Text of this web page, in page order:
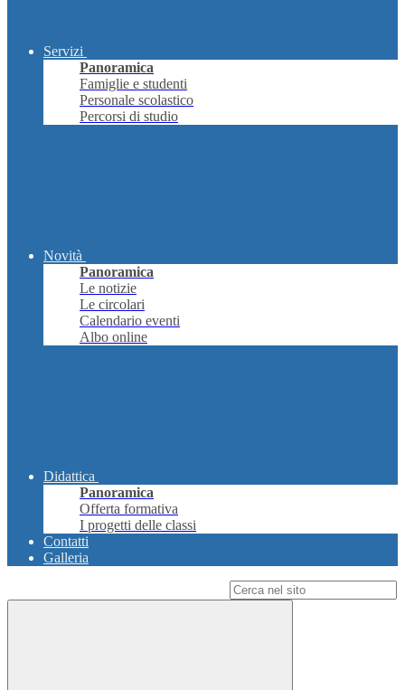
Servizi
Panoramica
Famiglie e studenti
Personale scolastico
Percorsi di studio
Novità
Panoramica
Le notizie
Le circolari
Calendario eventi
Albo online
Didattica
Panoramica
Offerta formativa
I progetti delle classi
Contatti
Galleria